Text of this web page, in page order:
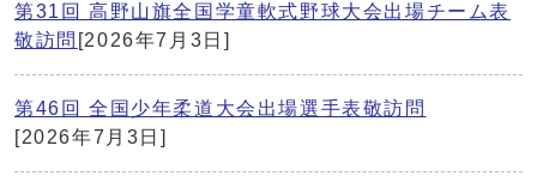
第31回 高野山旗全国学童軟式野球大会出場チーム表
敬訪問 [2026年7月3日]
第46回 全国少年柔道大会出場選手表敬訪問
[2026年7月3日]